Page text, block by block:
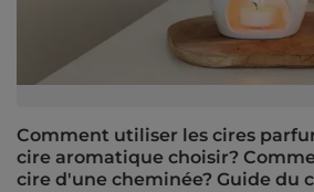
Comment utiliser les cires
cire aromatique choisir?
cire d'une cheminée? Guide du